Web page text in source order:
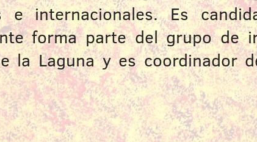
e internacionales. Es
forma parte del grupo de
la Laguna y es coordinador